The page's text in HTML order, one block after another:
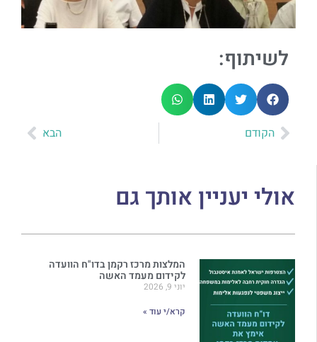
לשיתוף:
הקודם הבא
אולי יעניין אותך גם
המלצות מרכז רקמן בדו"ח הוועדה
לקידום מעמד האשה
יוני 9, 2026
קרא/י עוד »